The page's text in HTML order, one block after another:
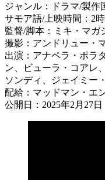
ジャンル：ドラマ/製作
サモア語/上映時間：2
監督/脚本：ミキ・マガ
撮影：アンドリュー・
出演：アナペラ・ポラ
ン、ビューラ・コアレ
ソンディ、ジェイミー
配給：マッドマン・エ
公開日：2025年2月27